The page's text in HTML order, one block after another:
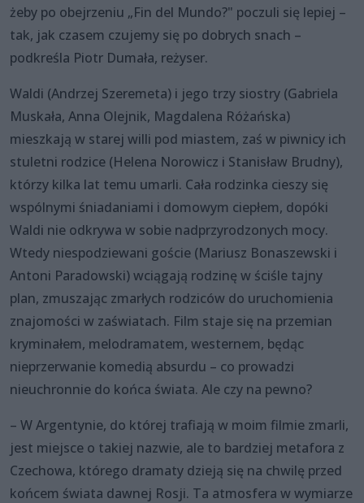
żeby po obejrzeniu „Fin del Mundo?" poczuli się lepiej –
tak, jak czasem czujemy się po dobrych snach –
podkreśla Piotr Dumała, reżyser.
Waldi (Andrzej Szeremeta) i jego trzy siostry (Gabriela
Muskała, Anna Olejnik, Magdalena Różańska)
mieszkają w starej willi pod miastem, zaś w piwnicy ich
stuletni rodzice (Helena Norowicz i Stanisław Brudny),
którzy kilka lat temu umarli. Cała rodzinka cieszy się
wspólnymi śniadaniami i domowym ciepłem, dopóki
Waldi nie odkrywa w sobie nadprzyrodzonych mocy.
Wtedy niespodziewani goście (Mariusz Bonaszewski i
Antoni Paradowski) wciągają rodzinę w ściśle tajny
plan, zmuszając zmarłych rodziców do uruchomienia
znajomości w zaświatach. Film staje się na przemian
kryminałem, melodramatem, westernem, będąc
nieprzerwanie komedią absurdu – co prowadzi
nieuchronnie do końca świata. Ale czy na pewno?
– W Argentynie, do której trafiają w moim filmie zmarli,
jest miejsce o takiej nazwie, ale to bardziej metafora z
Czechowa, którego dramaty dzieją się na chwilę przed
końcem świata dawnej Rosji. Ta atmosfera w wymiarze